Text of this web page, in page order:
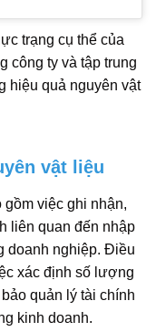
trạng cụ thể của
công ty và tập trung
hiệu quả nguyên vật
vật liệu
việc ghi nhận,
liên quan đến nhập
doanh nghiệp. Điều
xác định số lượng
quản lý tài chính
kinh doanh.